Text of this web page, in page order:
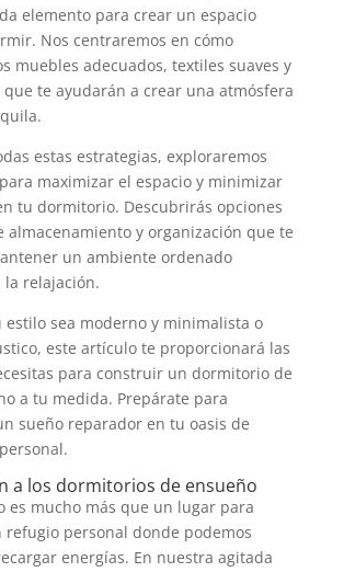
elemento para crear un espacio
Nos centraremos en cómo
muebles adecuados, textiles suaves y
que te ayudarán a crear una atmósfera
estas estrategias, exploraremos
maximizar el espacio y minimizar
tu dormitorio. Descubrirás opciones
almacenamiento y organización que te
un ambiente ordenado
relajación.
estilo sea moderno y minimalista o
este artículo te proporcionará las
para construir un dormitorio de
a tu medida. Prepárate para
sueño reparador en tu oasis de
a los dormitorios de ensueño
es mucho más que un lugar para
refugio personal donde podemos
energías. En nuestra agitada